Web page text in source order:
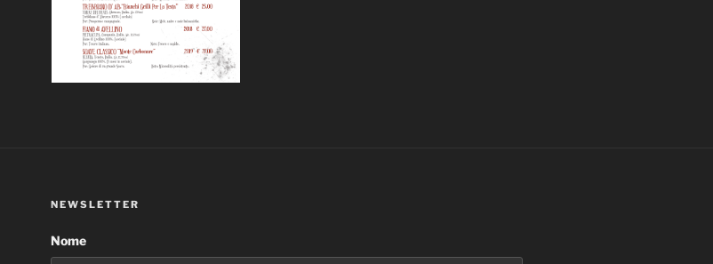
NEWSLETTER
Nome